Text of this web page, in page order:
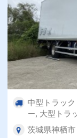
中型トラッ
ー, 大型トラ
茨城県神栖市